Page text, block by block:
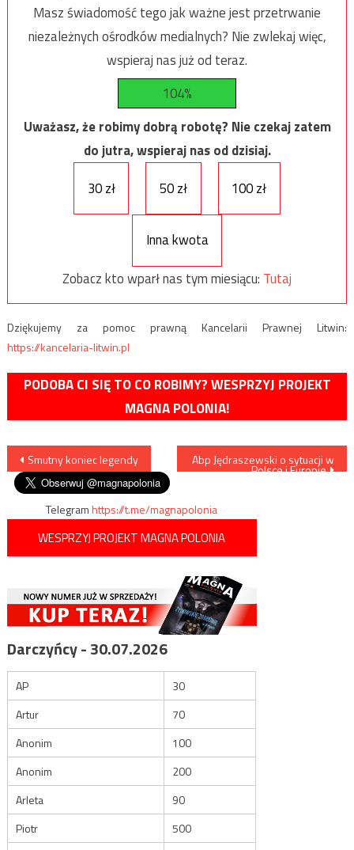
Masz świadomość tego jak ważne jest przetrwanie
niezależnych ośrodków medialnych? Nie zwlekaj więc,
wspieraj nas już od teraz.
104%
Uważasz, że robimy dobrą robotę? Nie czekaj zatem
do jutra, wspieraj nas od dzisiaj.
30 zł
50 zł 100 zł
Inna kwota
Zobacz kto wparł nas tym miesiącu: Tutaj
Dziękujemy za pomoc prawną Kancelarii Prawnej Litwin:
https://kancelaria-litwin.pl
PODOBA CI SIĘ TO CO ROBIMY? WESPRZYJ PROJEKT
MAGNA POLONIA!
Nawigacja
wpisu
Smutny koniec legendy Abp Jędraszewski o sytuacji w
Polsce i Europie
Telegramhttps://t.me/magnapolonia
WESPRZYJ PROJEKT MAGNA POLONIA
Darczyńcy - 30.07.2026
AP
30
Artur
70
Anonim
100
Anonim
200
Arleta
90
Piotr
500